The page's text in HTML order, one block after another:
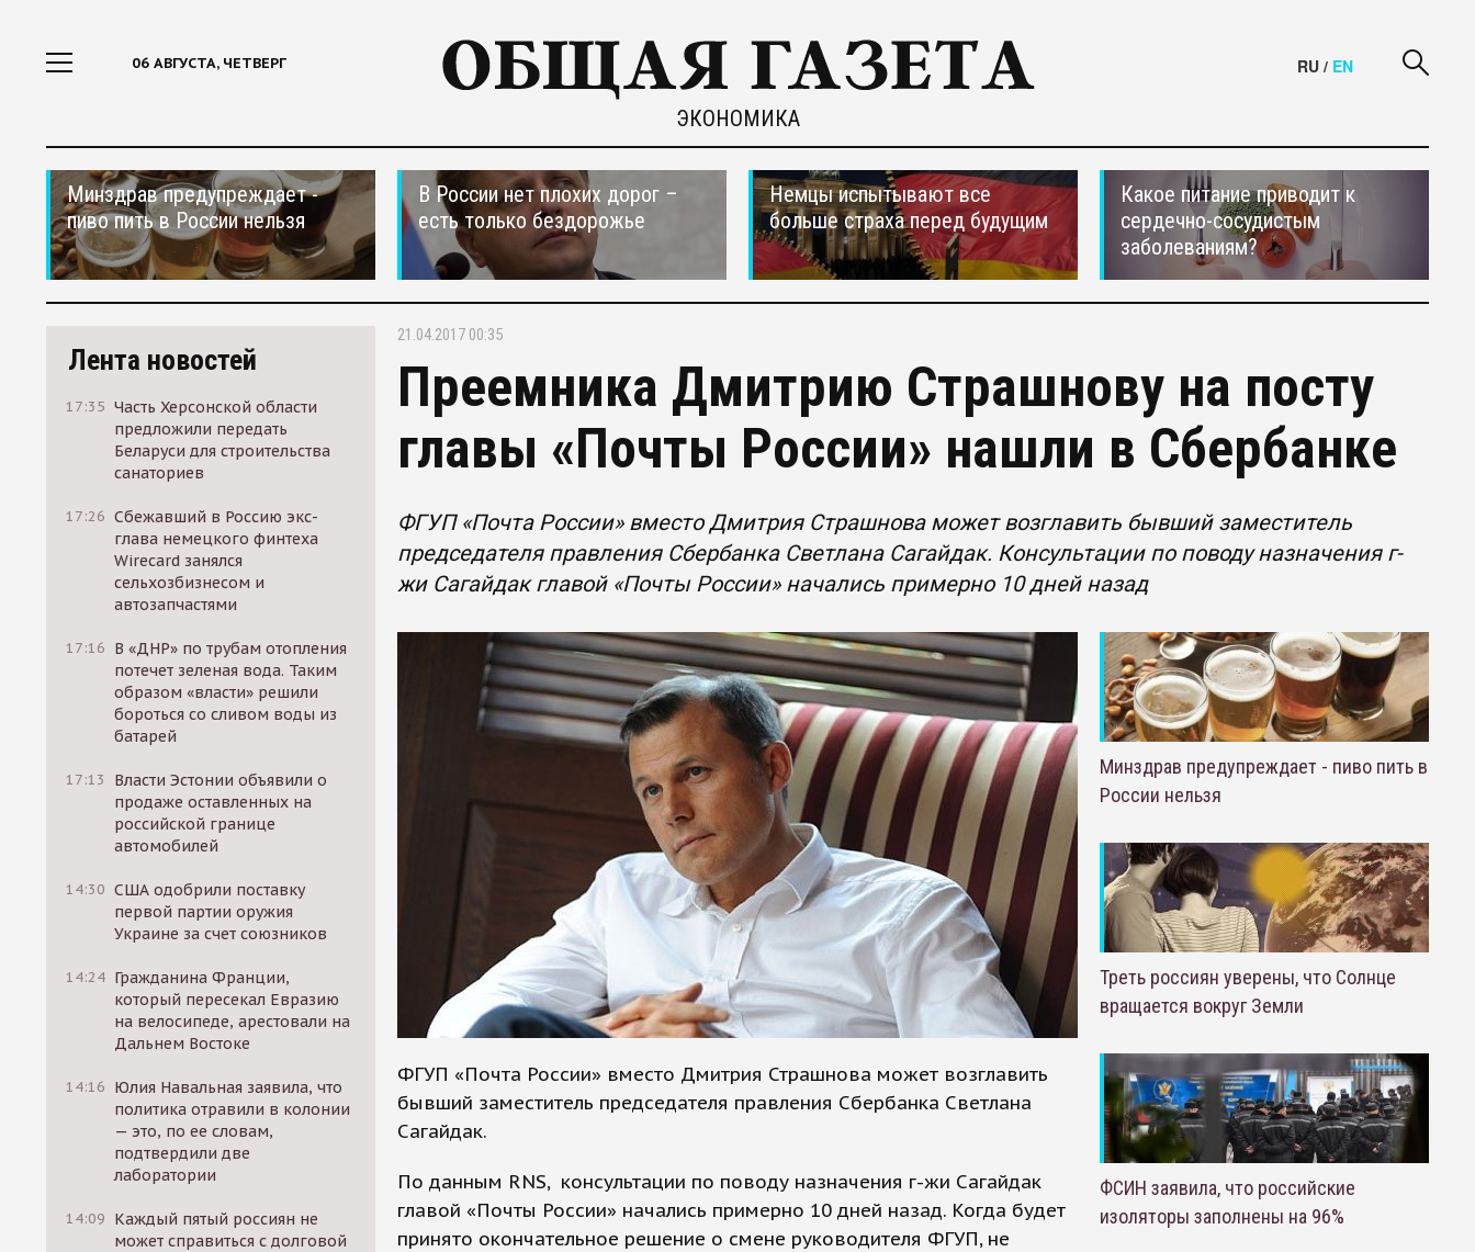
06 АВГУСТА, ЧЕТВЕРГ
ЭКОНОМИКА
RU / EN
Минздрав предупреждает -
пиво пить в России нельзя
В России нет плохих дорог –
есть только бездорожье
Немцы испытывают все
больше страха перед будущим
Какое питание приводит к
сердечно-сосудистым
заболеваниям?
Лента новостей
17:35 Часть Херсонской области
предложили передать
Беларуси для строительства
санаториев
17:26 Сбежавший в Россию экс-
глава немецкого финтеха
Wirecard занялся
сельхозбизнесом и
автозапчастями
17:16 В «ДНР» по трубам отопления
потечет зеленая вода. Таким
образом «власти» решили
бороться со сливом воды из
батарей
17:13
Власти Эстонии объявили о
продаже оставленных на
российской границе
автомобилей
14:30 США одобрили поставку
первой партии оружия
Украине за счет союзников
14:24 Гражданина Франции,
который пересекал Евразию
на велосипеде, арестовали на
Дальнем Востоке
14:16 Юлия Навальная заявила, что
политика отравили в колонии
— это, по ее словам,
подтвердили две
лаборатории
14:09 Каждый пятый россиян не
может справиться с долговой
21.04.2017 00:35
Преемника Дмитрию Страшнову на посту
главы «Почты России» нашли в Сбербанке
ФГУП «Почта России» вместо Дмитрия Страшнова может возглавить бывший заместитель
председателя правления Сбербанка Светлана Сагайдак. Консультации по поводу назначения г-
жи Сагайдак главой «Почты России» начались примерно 10 дней назад
ФГУП «Почта России» вместо Дмитрия Страшнова может возглавить
бывший заместитель председателя правления Сбербанка Светлана
Сагайдак.
По данным RNS, консультации по поводу назначения г-жи Сагайдак
главой «Почты России» начались примерно 10 дней назад. Когда будет
принято окончательное решение о смене руководителя ФГУП, не
Минздрав предупреждает - пиво пить в
России нельзя
Треть россиян уверены, что Солнце
вращается вокруг Земли
ФСИН заявила, что российские
изоляторы заполнены на 96%